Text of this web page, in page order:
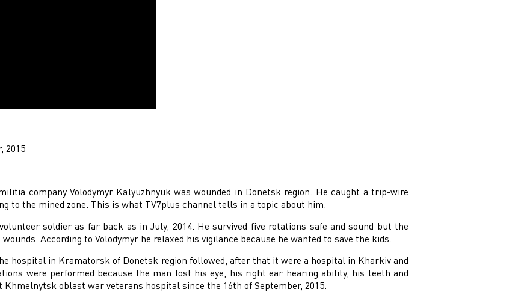
2015
company Volodymyr Kalyuzhnyuk was wounded in Donetsk region. He caught a trip-wire
to the mined zone. This is what TV7plus channel tells in a topic about him.
soldier as far back as in July, 2014. He survived five rotations safe and sound but the
According to Volodymyr he relaxed his vigilance because he wanted to save the kids.
hospital in Kramatorsk of Donetsk region followed, after that it were a hospital in Kharkiv and
were performed because the man lost his eye, his right ear hearing ability, his teeth and
oblast war veterans hospital since the 16th of September, 2015.